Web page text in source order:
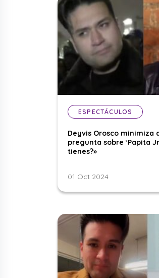
ESPECTÁCULOS
Deyvis Orosco minimiza
pregunta sobre ‘Papita
tienes?»
01 Oct 2024